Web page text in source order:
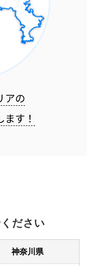
アの
す！
ださい
神奈川県